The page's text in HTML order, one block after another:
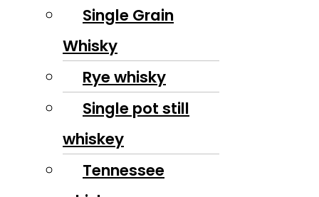
Single Grain
Whisky
Rye whisky
Single pot still
whiskey
Tennessee